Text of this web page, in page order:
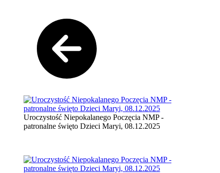
Uroczystość Niepokalanego Poczęcia NMP -
patronalne święto Dzieci Maryi, 08.12.2025